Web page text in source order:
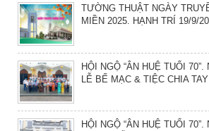
TƯỜNG THUẬT NGÀY
MIỀN 2025. HẠNH TRÍ 19/9/
HỘI NGỘ “ÂN HUỆ TUỔI
LỄ BẾ MẠC & TIỆC CHIA TAY
HỘI NGỘ “ÂN HUỆ TUỔI